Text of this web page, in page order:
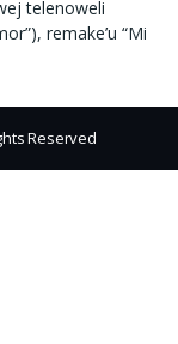
telenoweli
remake’u “Mi
Reserved